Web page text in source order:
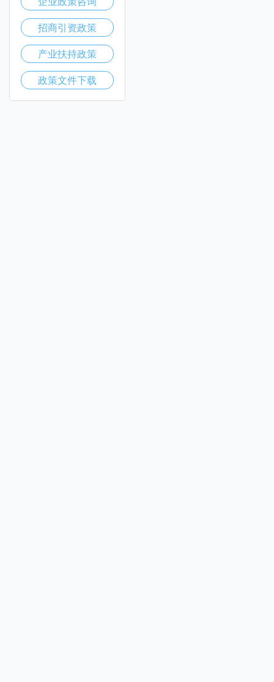
招商引资政策
产业扶持政策
政策文件下载